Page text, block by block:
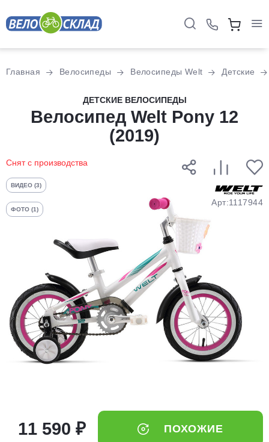
Главная Велосипеды Велосипеды Welt Детские
ДЕТСКИЕ ВЕЛОСИПЕДЫ
Велосипед Welt Pony 12
(2019)
Снят с производства
ВИДЕО (3)
ФОТО (1)
Арт:1117944
11 590 ₽ ПОХОЖИЕ
Разбейте
оплатуна части
без переплат
График платежей
Добавляйте товары
в корзину
Оплачивайте сегодня только
25% картой любого банка
выбранный способом